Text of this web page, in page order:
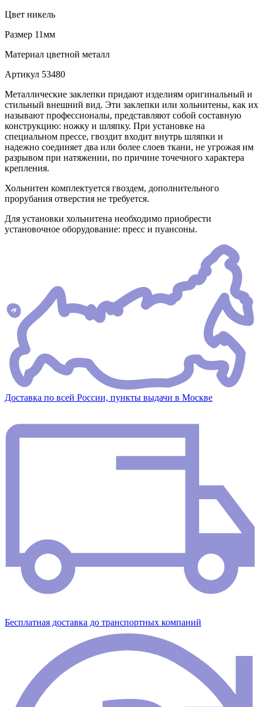
Цвет никель
Размер 11мм
Материал цветной металл
Артикул 53480
Металлические заклепки придают изделиям оригинальный и
стильный внешний вид. Эти заклепки или хольнитены, как их
называют профессионалы, представляют собой составную
конструкцию: ножку и шляпку. При установке на
специальном прессе, гвоздит входит внутрь шляпки и
надежно соединяет два или более слоев ткани, не угрожая им
разрывом при натяжении, по причине точечного характера
крепления.
Хольнитен комплектуется гвоздем, дополнительного
прорубания отверстия не требуется.
Для установки хольнитена необходимо приобрести
установочное оборудование: пресс и пуансоны.
Доставка по всей России, пункты выдачи в Москве
Бесплатная доставка до транспортных компаний